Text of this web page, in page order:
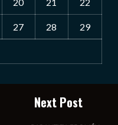
20 21 22
27 28 29
Next Post